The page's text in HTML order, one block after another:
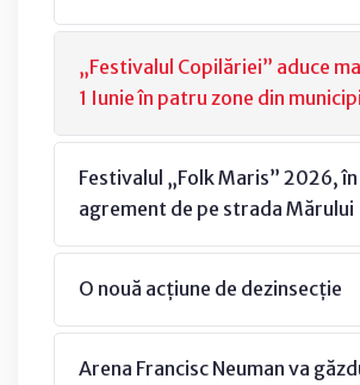
„Festivalul Copilăriei” aduce
1 Iunie în patru zone din
Festivalul „Folk Maris” 2026, în
agrement de pe strada Mărului
O nouă acțiune de dezinsecție
Arena Francisc Neuman va